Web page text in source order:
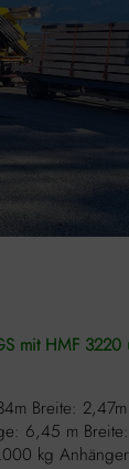
mit HMF 3220
Breite:
6,45 m
kg